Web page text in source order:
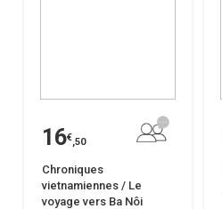
16€,50
Chroniques
vietnamiennes / Le
voyage vers Ba Nôi